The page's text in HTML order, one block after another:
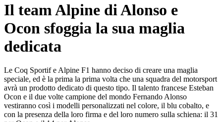
Il team Alpine di Alonso e
Ocon sfoggia la sua maglia
dedicata
Le Coq Sportif e Alpine F1 hanno deciso di creare una maglia
speciale, ed è la prima la prima volta che una squadra del motorsport
avrà un prodotto dedicato di questo tipo. Il talento francese Esteban
Ocon e il due volte campione del mondo Fernando Alonso
vestiranno così i modelli personalizzati nel colore, il blu cobalto, e
con la presenza della loro firma e del loro numero sulla schiena: il 31